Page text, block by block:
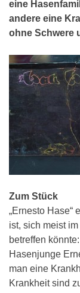
eine
andere eine
ohne Schwere
Zum Stück
„Ernesto Hase“
ist, sich meist
betreffen
Hasenjunge
man eine
Krankheit sind